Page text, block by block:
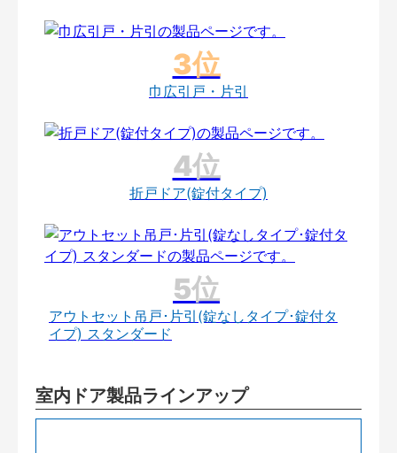
巾広引戸・片引
折戸ドア(錠付タイプ)
アウトセット吊戸･片引(錠なしタイプ･錠付タ
イプ) スタンダード
室内ドア製品ラインアップ